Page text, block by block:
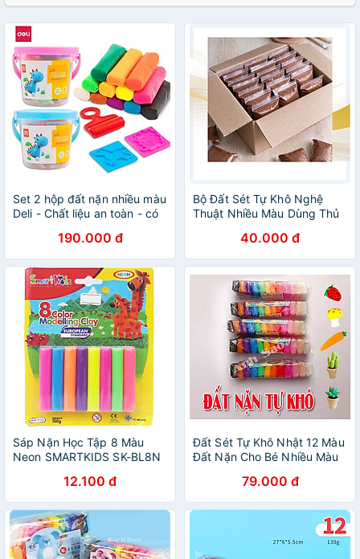
Set 2 hộp đất nặn nhiều màu
Deli - Chất liệu an toàn - có
190.000 đ
Bộ Đất Sét Tự Khô Nghệ
Thuật Nhiều Màu Dùng Thủ
40.000 đ
Sáp Nặn Học Tập 8 Màu
Neon SMARTKIDS SK-BL8N
12.100 đ
Đất Sét Tự Khô Nhật 12 Màu
Đất Nặn Cho Bé Nhiều Màu
Chơi Cho Bé79.000 đ